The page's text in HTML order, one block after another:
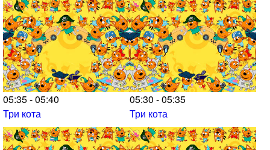
05:35 - 05:40
Три кота
05:30 - 05:35
Три кота